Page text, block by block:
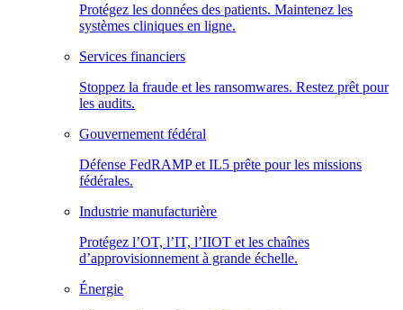
Protégez les données des patients. Maintenez les
systèmes cliniques en ligne.
Services financiers
Stoppez la fraude et les ransomwares. Restez prêt pour
les audits.
Gouvernement fédéral
Défense FedRAMP et IL5 prête pour les missions
fédérales.
Industrie manufacturière
Protégez l’OT, l’IT, l’IIOT et les chaînes
d’approvisionnement à grande échelle.
Énergie